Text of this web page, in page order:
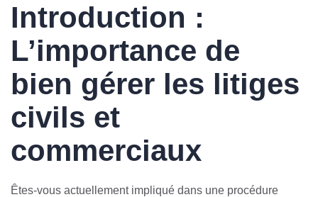
Introduction :
L’importance de
bien gérer les litiges
civils et
commerciaux
Êtes-vous actuellement impliqué dans une procédure